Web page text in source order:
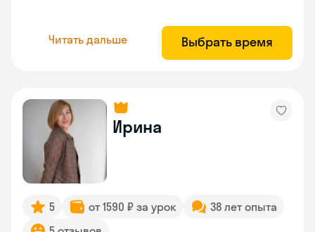
Читать дальше Выбрать время
Ирина
5 от 1590 ₽ за урок
38 лет опыта